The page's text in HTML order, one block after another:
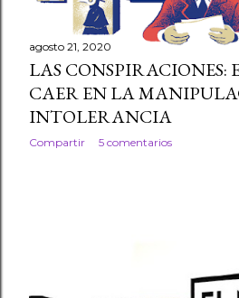
agosto 21, 2020
LAS CONSPIRACIONES:
CAER EN LA
INTOLERANCIA
Compartir 5 comentarios